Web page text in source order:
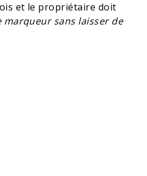
et le propriétaire doit
marqueur sans laisser de